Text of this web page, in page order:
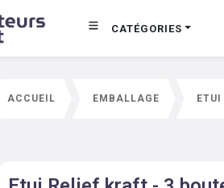
CATÉGORIES
ACCUEIL EMBALLAGE